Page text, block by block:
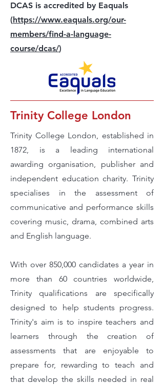
DCAS is accredited by Eaquals
(https://www.eaquals.org/our-
members/find-a-language-
course/dcas/)
Trinity College London
Trinity College London, established in
1872, is a leading international
awarding organisation, publisher and
independent education charity. Trinity
specialises in the assessment of
communicative and performance skills
covering music, drama, combined arts
and English language.
With over 850,000 candidates a year in
more than 60 countries worldwide,
Trinity qualifications are specifically
designed to help students progress.
Trinity's aim is to inspire teachers and
learners through the creation of
assessments that are enjoyable to
prepare for, rewarding to teach and
that develop the skills needed in real